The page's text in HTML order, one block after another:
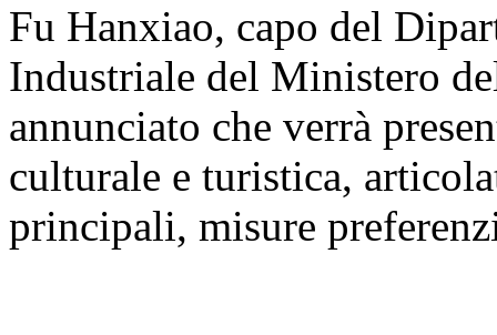
Fu Hanxiao, capo del
Industriale del Ministero
annunciato che verrà
culturale e turistica,
principali, misure